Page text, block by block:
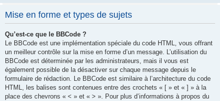
Mise en forme et types de sujets
Qu’est-ce que le BBCode ?
Le BBCode est une implémentation spéciale du code HTML, vous offrant
un meilleur contrôle sur la mise en forme d’un message. L’utilisation du
BBCode est déterminée par les administrateurs, mais il vous est
également possible de la désactiver sur chaque message depuis le
formulaire de rédaction. Le BBCode est similaire à l’architecture du code
HTML, les balises sont contenues entre des crochets « [ » et « ] » à la
place des chevrons « < » et « > ». Pour plus d’informations à propos du